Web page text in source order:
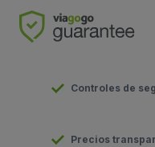
Controles de
Precios